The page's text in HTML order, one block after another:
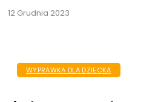
12 Grudnia 2023
WYPRAWKA DLA DZIECKA